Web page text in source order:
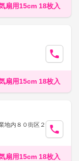
扇用15cm 18枚入
扇用15cm 18枚入
地内８０街区２
扇用15cm 18枚入